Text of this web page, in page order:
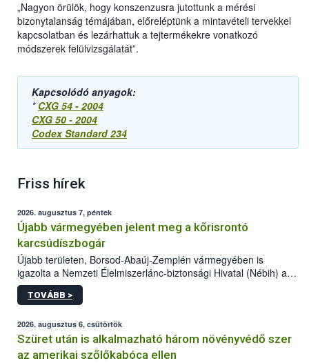
„Nagyon örülök, hogy konszenzusra jutottunk a mérési
bizonytalanság témájában, előreléptünk a mintavételi tervekkel
kapcsolatban és lezárhattuk a tejtermékekre vonatkozó
módszerek felülvizsgálatát”.
Kapcsolódó anyagok:
* CXG 54 - 2004
CXG 50 - 2004
Codex Standard 234
Friss hírek
2026. augusztus 7, péntek
Újabb vármegyében jelent meg a kőrisrontó
karcsúdíszbogár
Újabb területen, Borsod-Abaúj-Zemplén vármegyében is
igazolta a Nemzeti Élelmiszerlánc-biztonsági Hivatal (Nébih) a
kőrisrontó karcsúdíszbogár (Agrilus planipennis) jelenlétét. A
kártevőt nem csak színcsapdában találták meg, de már fertőzött
az intenzív felderítést, emellett az intézkedéseket a szlovák
hatósággal is összehangolják a terjedés megállítása érdekében.
TOVÁBB >
2026. augusztus 6, csütörtök
Szüret után is alkalmazható három növényvédő szer
az amerikai szőlőkabóca ellen